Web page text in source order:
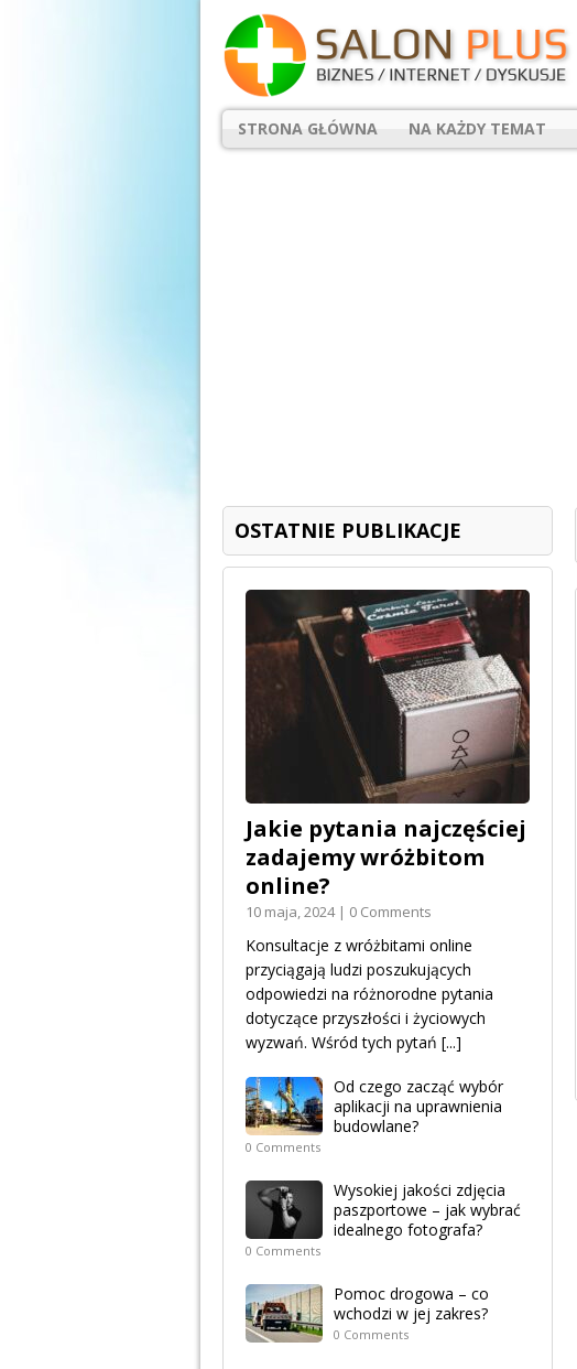
STRONA GŁÓWNA NA KAŻDY TEMAT
OSTATNIE PUBLIKACJE
Jakie pytania najczęściej
zadajemy wróżbitom
online?
10 maja, 2024 | 0 Comments
Konsultacje z wróżbitami online
przyciągają ludzi poszukujących
odpowiedzi na różnorodne pytania
dotyczące przyszłości i życiowych
wyzwań. Wśród tych pytań [...]
Od czego zacząć wybór
aplikacji na uprawnienia
budowlane?
0 Comments
Wysokiej jakości zdjęcia
paszportowe – jak wybrać
idealnego fotografa?
0 Comments
Pomoc drogowa – co
wchodzi w jej zakres?
0 Comments